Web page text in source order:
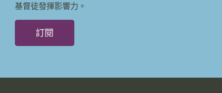
基督徒發揮影響力。
訂閱